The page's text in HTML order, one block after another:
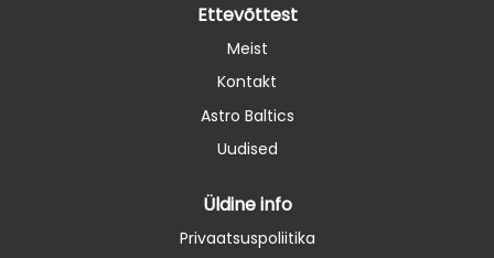
Ettevõttest
Meist
Kontakt
Astro Baltics
Uudised
Üldine info
Privaatsuspoliitika